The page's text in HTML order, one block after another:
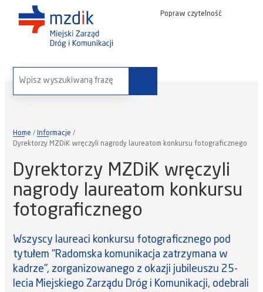
Popraw czytelność
wyszukaj na stronie:
Home
Informacje
Dyrektorzy MZDiK wręczyli nagrody laureatom konkursu fotograficznego
Dyrektorzy MZDiK wręczyli
nagrody laureatom konkursu
fotograficznego
Wszyscy laureaci konkursu fotograficznego pod
tytułem "Radomska komunikacja zatrzymana w
kadrze", zorganizowanego z okazji jubileuszu 25-
lecia Miejskiego Zarządu Dróg i Komunikacji, odebrali